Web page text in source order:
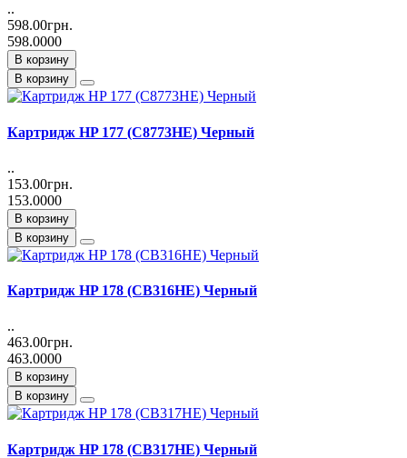
..
598.00грн.
598.0000
В корзину
В корзину
Картридж HP 177 (C8773HE) Черный
..
153.00грн.
153.0000
В корзину
В корзину
Картридж HP 178 (CB316HE) Черный
..
463.00грн.
463.0000
В корзину
В корзину
Картридж HP 178 (CB317HE) Черный